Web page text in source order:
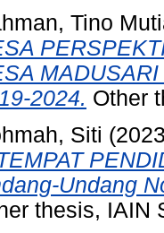
Tino
2024. Other
Siti
Undang
thesis, IAIN